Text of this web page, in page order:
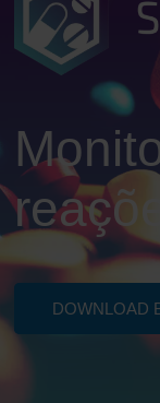
DOWNLOAD